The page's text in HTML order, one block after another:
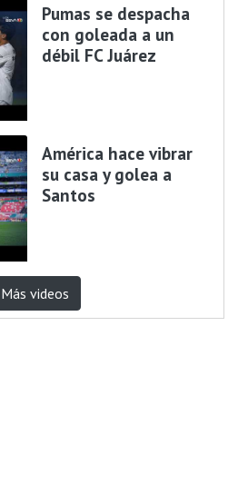
Pumas se despacha
con goleada a un
débil FC Juárez
América hace vibrar
su casa y golea a
Santos
Más videos